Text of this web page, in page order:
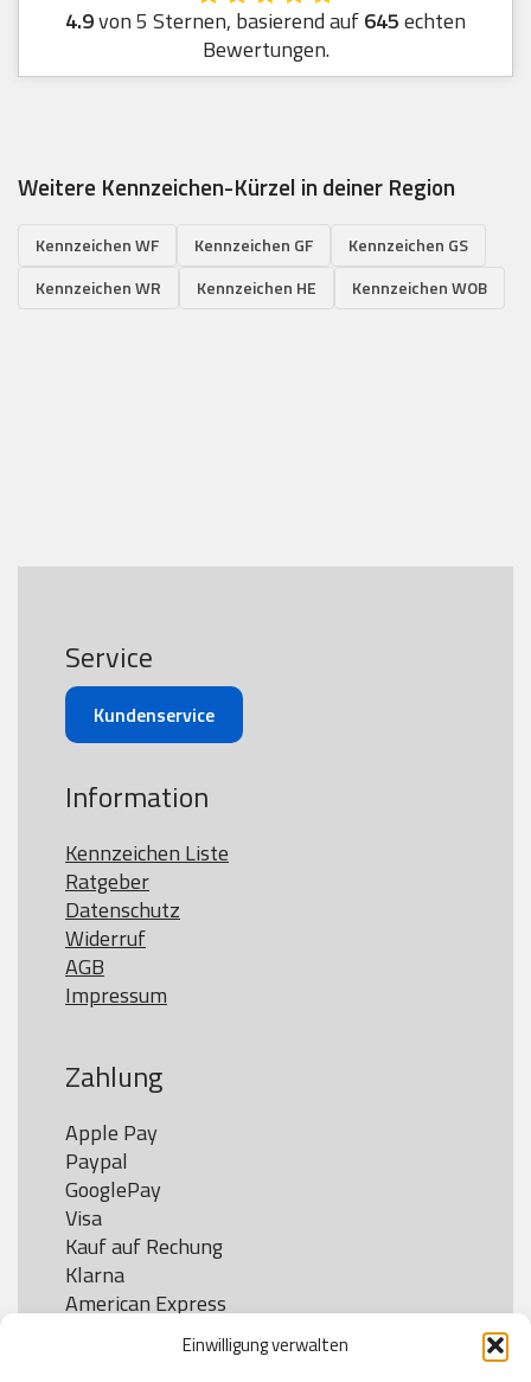
Einwilligung verwalten
4.9von 5 Sternen, basierend auf645echten
Bewertungen.
Weitere Kennzeichen-Kürzel in deiner Region
Kennzeichen WF Kennzeichen GF
Kennzeichen GS
Kennzeichen WR
Kennzeichen HE Kennzeichen WOB
Service
Kundenservice
Information
Kennzeichen Liste
Ratgeber
Datenschutz
Widerruf
AGB
Impressum
Zahlung
Apple Pay
Paypal
GooglePay
Visa
Kauf auf Rechung
Klarna
American Express